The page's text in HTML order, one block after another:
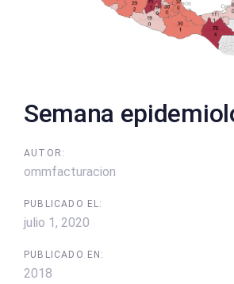
Semana
AUTOR:
ommfacturacion
PUBLICADO EL:
julio 1, 2020
PUBLICADO EN:
2018